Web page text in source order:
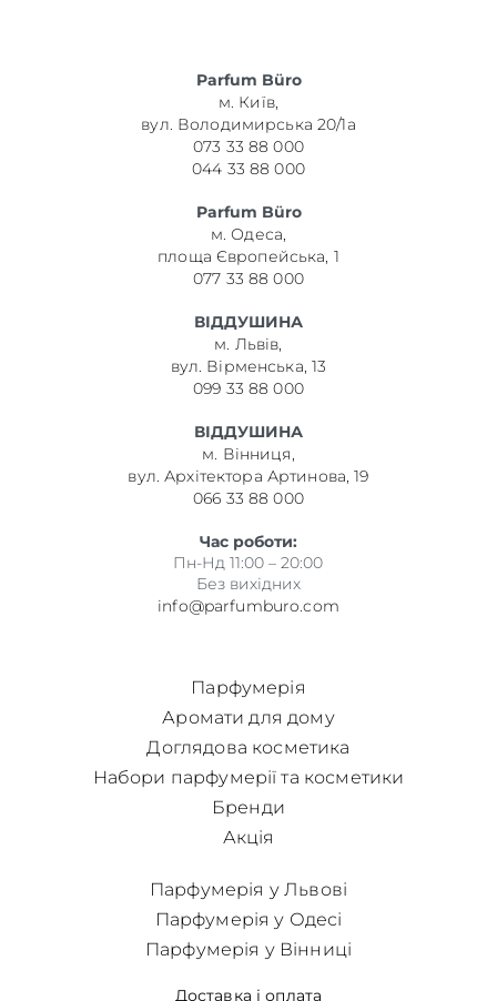
Parfum Büro
м. Київ,
вул. Володимирська 20/1а
073 33 88 000
044 33 88 000
Parfum Büro
м. Одеса,
площа Європейська, 1
077 33 88 000
ВІДДУШИНА
м. Львів,
вул. Вірменська, 13
099 33 88 000
ВІДДУШИНА
м. Вінниця,
вул. Архітектора Артинова, 19
066 33 88 000
Час роботи:
Пн-Нд 11:00 – 20:00
Без вихідних
info@parfumburo.com
Парфумерія
Аромати для дому
Доглядова косметика
Набори парфумерії та косметики
Бренди
Акція
Доставка і оплата
Парфумерія у Львові
Парфумерія у Одесі
Парфумерія у Вінниці